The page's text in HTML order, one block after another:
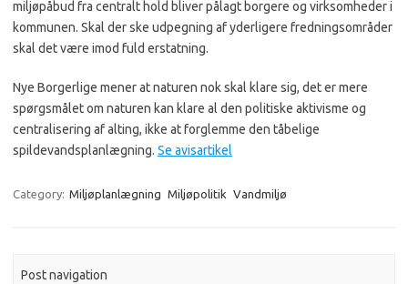
miljøpåbud fra centralt hold bliver pålagt borgere og virksomheder i
kommunen. Skal der ske udpegning af yderligere fredningsområder
skal det være imod fuld erstatning.
Nye Borgerlige mener at naturen nok skal klare sig, det er mere
spørgsmålet om naturen kan klare al den politiske aktivisme og
centralisering af alting, ikke at forglemme den tåbelige
spildevandsplanlægning. Se avisartikel
Category: Miljøplanlægning Miljøpolitik Vandmiljø
Post navigation